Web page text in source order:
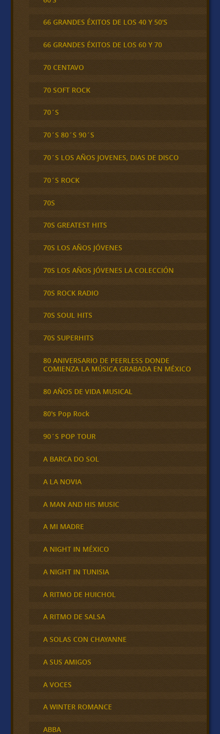
66 GRANDES ÉXITOS DE LOS 40 Y 50'S
66 GRANDES ÉXITOS DE LOS 60 Y 70
70 CENTAVO
70 SOFT ROCK
70´S
70´S 80´S 90´S
70´S LOS AÑOS JOVENES, DIAS DE DISCO
70´S ROCK
70S
70S GREATEST HITS
70S LOS AÑOS JÓVENES
70S LOS AÑOS JÓVENES LA COLECCIÓN
70S ROCK RADIO
70S SOUL HITS
70S SUPERHITS
80 ANIVERSARIO DE PEERLESS DONDE
COMIENZA LA MÚSICA GRABADA EN MÉXICO
80 AÑOS DE VIDA MUSICAL
80's Pop Rock
90´S POP TOUR
A BARCA DO SOL
A LA NOVIA
A MAN AND HIS MUSIC
A MI MADRE
A NIGHT IN MÉXICO
A NIGHT IN TUNISIA
A RITMO DE HUICHOL
A RITMO DE SALSA
A SOLAS CON CHAYANNE
A SUS AMIGOS
A VOCES
A WINTER ROMANCE
ABBA